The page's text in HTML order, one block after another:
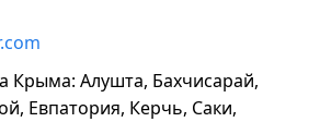
Крыма: Алушта, Бахчисарай,
Евпатория, Керчь, Саки,